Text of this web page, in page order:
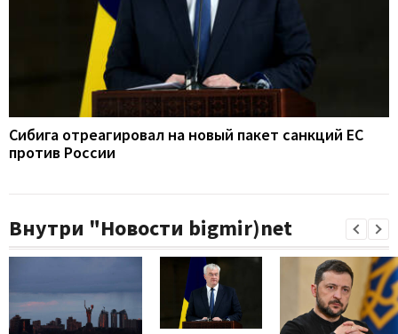
Сибига отреагировал на новый пакет санкций ЕС
против России
Внутри "Новости bigmir)net